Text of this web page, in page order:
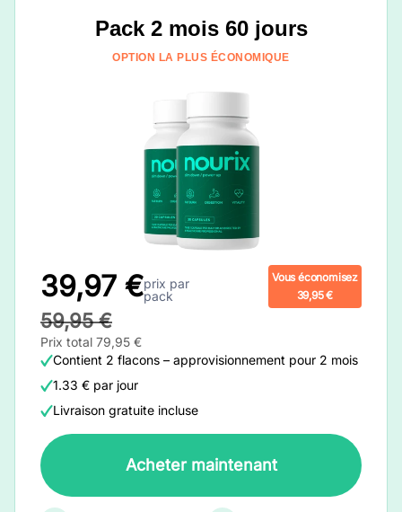
Pack 2 mois 60 jours
OPTION LA PLUS ÉCONOMIQUE
39,97 €prix par
pack
Vous économisez
39,95 €
59,95 €
Prix total 79,95 €
Contient 2 flacons – approvisionnement pour 2 mois
1.33 € par jour
Livraison gratuite incluse
Acheter maintenant